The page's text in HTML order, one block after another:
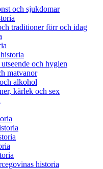
och sjukdomar
traditioner förr och idag
och hygien
matvanor
alkohol
kärlek och sex
historia